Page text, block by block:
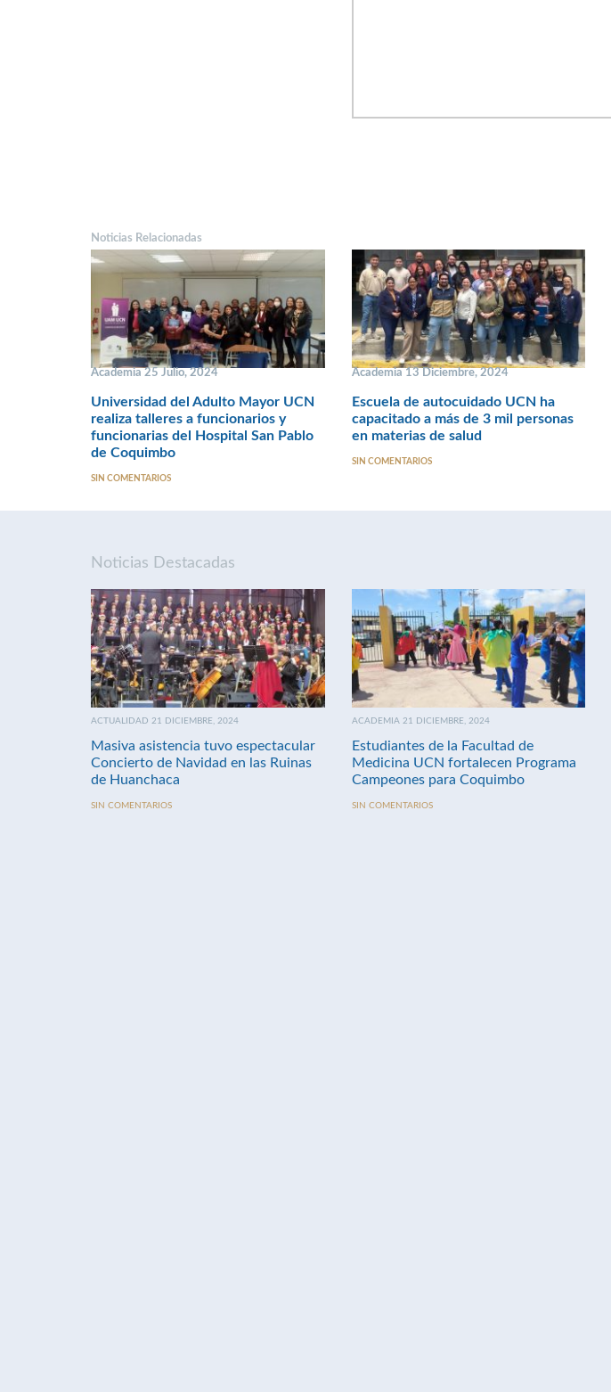
Noticias Relacionadas
Academia 25 Julio, 2024
Universidad del Adulto Mayor UCN
realiza talleres a funcionarios y
funcionarias del Hospital San Pablo
de Coquimbo
SIN COMENTARIOS
Academia 13 Diciembre, 2024
Escuela de autocuidado UCN ha
capacitado a más de 3 mil personas
en materias de salud
SIN COMENTARIOS
Noticias Destacadas
ACTUALIDAD 21 DICIEMBRE, 2024
Masiva asistencia tuvo espectacular
Concierto de Navidad en las Ruinas
de Huanchaca
SIN COMENTARIOS
ACADEMIA 21 DICIEMBRE, 2024
Estudiantes de la Facultad de
Medicina UCN fortalecen Programa
Campeones para Coquimbo
SIN COMENTARIOS